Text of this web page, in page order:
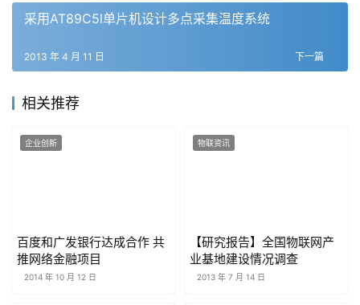
采用AT89C5l单片机设计多点采集温度系统
下一篇
2013 年 4 月 11 日
相关推荐
企业创新
百度和广发银行达成合作 共
推网络金融项目
2014 年 10 月 12 日
物联资讯
【研究报告】全国物联网产
业基地建设情况调查
2013 年 7 月 14 日